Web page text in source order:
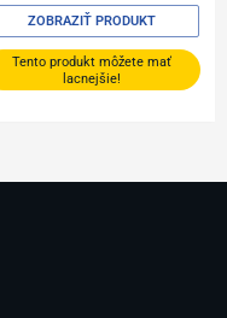
Tento produkt môžete mať
lacnejšie!
ZOBRAZIŤ PRODUKT